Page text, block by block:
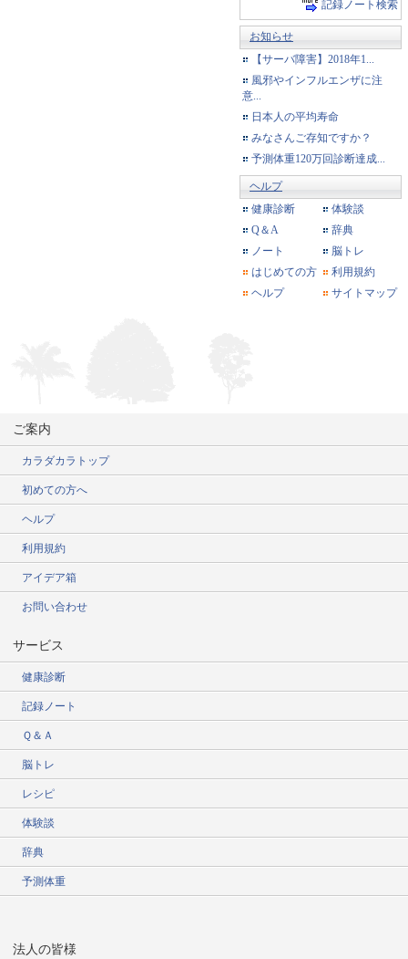
記録ノート検索
お知らせ
【サーバ障害】2018年1...
風邪やインフルエンザに注
意...
日本人の平均寿命
みなさんご存知ですか？
予測体重120万回診断達成...
ヘルプ
健康診断
体験談
Q＆A
辞典
ノート
脳トレ
はじめての方
利用規約
ヘルプ
サイトマップ
ご案内
カラダカラトップ
初めての方へ
ヘルプ
利用規約
アイデア箱
お問い合わせ
サービス
健康診断
記録ノート
Ｑ＆Ａ
脳トレ
レシピ
体験談
辞典
予測体重
法人の皆様